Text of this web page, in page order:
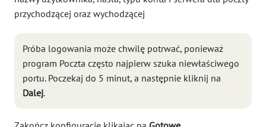
Próba logowania może chwilę potrwać, ponieważ
program Poczta często najpierw szuka niewłaściwego
portu. Poczekaj do 5 minut, a następnie kliknij na
Dalej.